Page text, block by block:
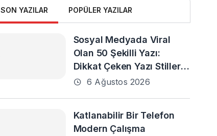
SON YAZILAR POPÜLER YAZILAR
Sosyal Medyada Viral
Olan 50 Şekilli Yazı:
Dikkat Çeken Yazı Stilleri
ve En Popüler Örnekler
6 Ağustos 2026
Katlanabilir Bir Telefon
Modern Çalışma